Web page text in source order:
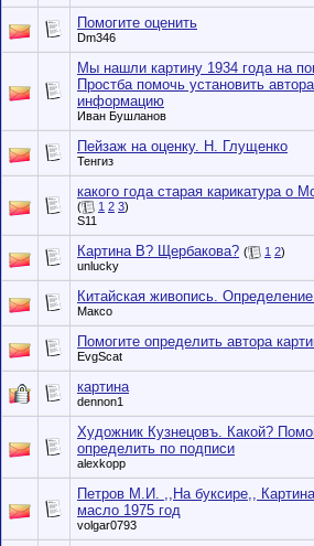
Помогите оценить
Dm346
Мы нашли картину 1934 года на
Простба помочь установить
информацию
Иван Бушланов
Пейзаж на оценку. Н. Глущенко
Тенгиз
какого года старая карикатура о
( 1 2 3)
S11
Картина В? Щербакова? ( 1 2)
unlucky
Китайская живопись.
Максо
Помогите определить автора
EvgScat
картина
dennon1
Художник Кузнецовъ. Какой?
определить по подписи
alexkopp
Петров М.И. ,,На буксире,,
масло 1975 год
volgar0793